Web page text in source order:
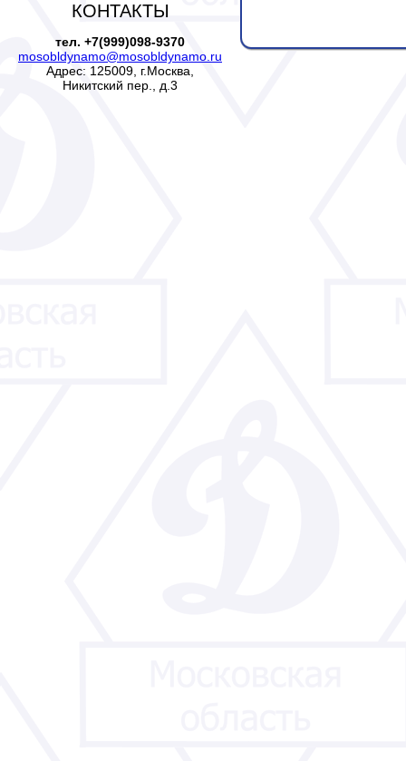
КОНТАКТЫ
тел. +7(999)098-9370
mosobldynamo@mosobldynamo.ru
Адрес: 125009, г.Москва,
Никитский пер., д.3